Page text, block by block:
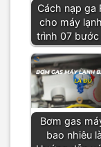
Cách nạp ga
cho máy
trình 07 bước
Bơm gas
bao nhiêu